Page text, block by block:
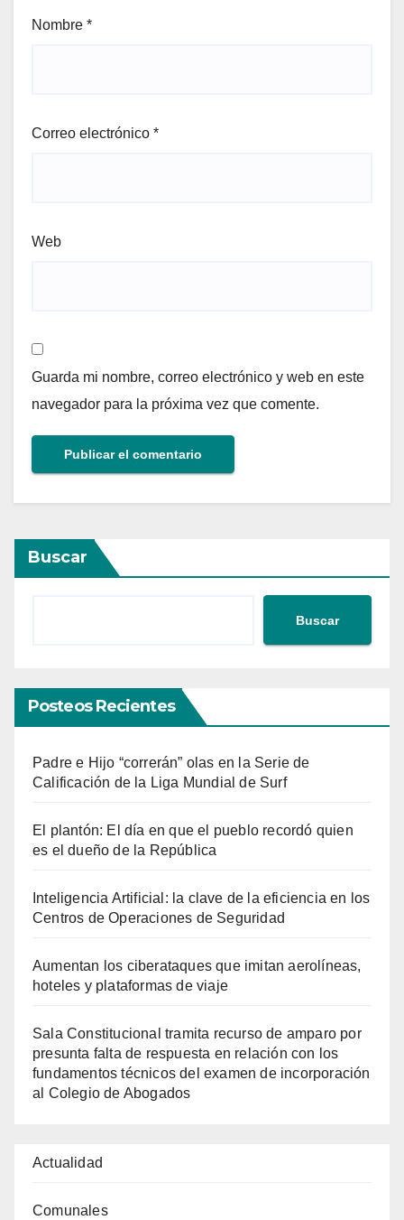
Nombre *
Correo electrónico *
Web
Guarda mi nombre, correo electrónico y web en este
navegador para la próxima vez que comente.
Buscar
Buscar
Posteos Recientes
Padre e Hijo “correrán” olas en la Serie de
Calificación de la Liga Mundial de Surf
El plantón: El día en que el pueblo recordó quien
es el dueño de la República
Inteligencia Artificial: la clave de la eficiencia en los
Centros de Operaciones de Seguridad
Aumentan los ciberataques que imitan aerolíneas,
hoteles y plataformas de viaje
Sala Constitucional tramita recurso de amparo por
presunta falta de respuesta en relación con los
fundamentos técnicos del examen de incorporación
al Colegio de Abogados
Actualidad
Comunales